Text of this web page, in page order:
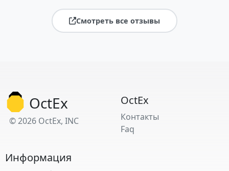
Смотреть все отзывы
OctEx
© 2026 OctEx, INC
OctEx
Контакты
Faq
Информация